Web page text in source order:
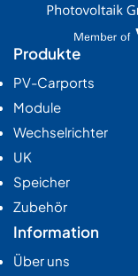
Produkte
PV-Carports
Module
Wechselrichter
UK
Speicher
Zubehör
Information
Über uns